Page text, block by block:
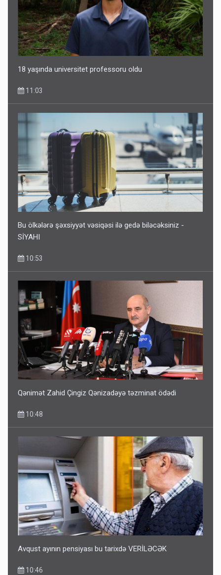
Ərdoğana sui-qəsd planının iştirakçısı detalları açıqladı
5 Avqust 16:56
Rusiya Azərbaycan vətədaşlarını deport etdi
5 Avqust 11:53
18 yaşında universitet professoru oldu
11:03
Bu ölkələrə şəxsiyyət vəsiqəsi ilə gedə biləcəksiniz -
SİYAHI
10:53
Qənimət Zahid Çingiz Qənizadəyə təzminat ödədi
10:48
Avqust ayının pensiyası bu tarixdə VERİLƏCƏK
10:46